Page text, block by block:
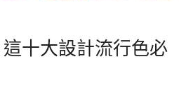
十大設計流行色必